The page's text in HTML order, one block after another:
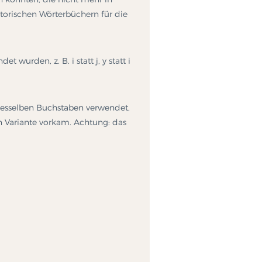
Wörterbüchern für die
wurden, z. B. i statt j, y statt i
Buchstaben verwendet,
vorkam. Achtung: das